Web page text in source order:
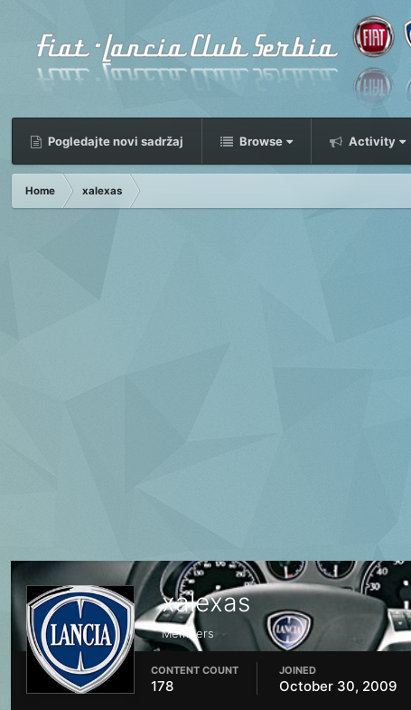
Pogledajte novi sadržaj Browse Activity
Home xalexas
xalexas
Members
CONTENT COUNT
178
JOINED
October 30, 2009